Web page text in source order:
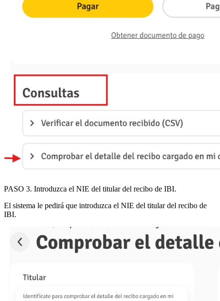
PASO 3. Introduzca el NIE del titular del recibo de IBI.
El sistema le pedirá que introduzca el NIE del titular del recibo de
IBI.